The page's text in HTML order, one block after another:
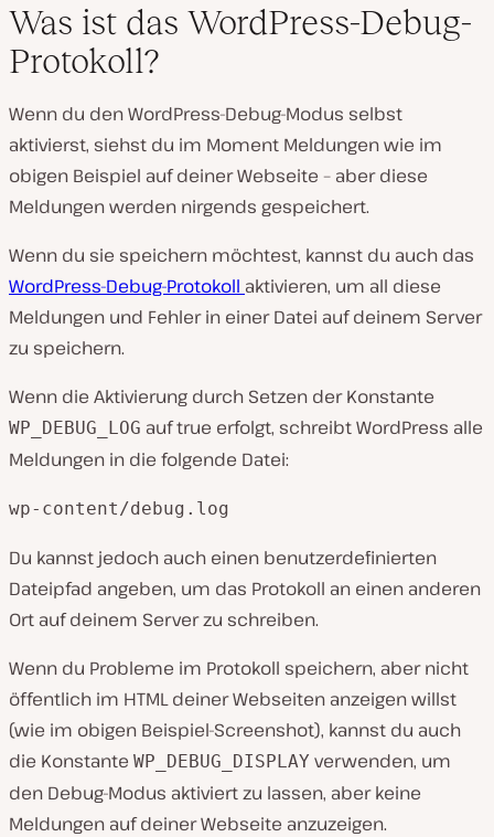
Was ist das WordPress-Debug-
Protokoll?
Wenn du den WordPress-Debug-Modus selbst
aktivierst, siehst du im Moment Meldungen wie im
obigen Beispiel auf deiner Webseite – aber diese
Meldungen werden nirgends gespeichert.
Wenn du sie speichern möchtest, kannst du auch das
WordPress-Debug-Protokoll aktivieren, um all diese
Meldungen und Fehler in einer Datei auf deinem Server
zu speichern.
Wenn die Aktivierung durch Setzen der Konstante
WP_DEBUG_LOG auf true erfolgt, schreibt WordPress alle
Meldungen in die folgende Datei:
wp-content/debug.log
Du kannst jedoch auch einen benutzerdefinierten
Dateipfad angeben, um das Protokoll an einen anderen
Ort auf deinem Server zu schreiben.
Wenn du Probleme im Protokoll speichern, aber nicht
öffentlich im HTML deiner Webseiten anzeigen willst
(wie im obigen Beispiel-Screenshot), kannst du auch
die Konstante WP_DEBUG_DISPLAY verwenden, um
den Debug-Modus aktiviert zu lassen, aber keine
Meldungen auf deiner Webseite anzuzeigen.